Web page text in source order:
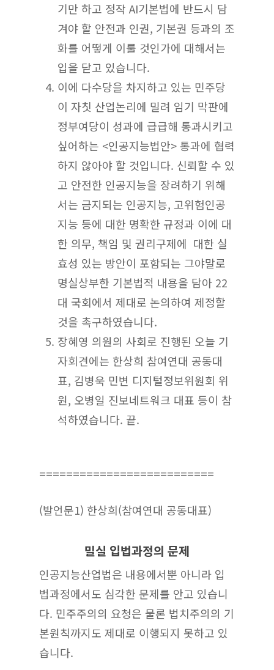
기만 하고 정작 AI기본법에 반드시 담
겨야 할 안전과 인권, 기본권 등과의 조
화를 어떻게 이룰 것인가에 대해서는
입을 닫고 있습니다.
이에 다수당을 차지하고 있는 민주당
이 자칫 산업논리에 밀려 임기 막판에
정부여당이 성과에 급급해 통과시키고
싶어하는 <인공지능법안> 통과에 협력
하지 않아야 할 것입니다. 신뢰할 수 있
고 안전한 인공지능을 장려하기 위해
서는 금지되는 인공지능, 고위험인공
지능 등에 대한 명확한 규정과 이에 대
한 의무, 책임 및 권리구제에 대한 실
효성 있는 방안이 포함되는 그야말로
명실상부한 기본법적 내용을 담아 22
대 국회에서 제대로 논의하여 제정할
것을 촉구하였습니다.
장혜영 의원의 사회로 진행된 오늘 기
자회견에는 한상희 참여연대 공동대
표, 김병욱 민변 디지털정보위원회 위
원, 오병일 진보네트워크 대표 등이 참
석하였습니다. 끝.
==========================
(발언문1) 한상희(참여연대 공동대표)
밀실 입법과정의 문제
인공지능산업법은 내용에서뿐 아니라 입
법과정에서도 심각한 문제를 안고 있습니
다. 민주주의의 요청은 물론 법치주의의 기
본원칙까지도 제대로 이행되지 못하고 있
습니다.